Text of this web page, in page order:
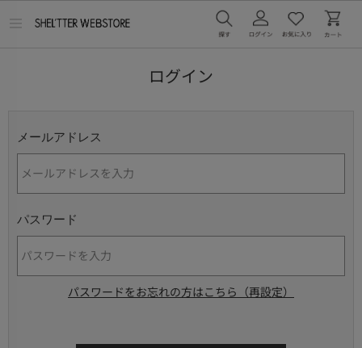
ログイン
メールアドレス
パスワード
パスワードをお忘れの方はこちら（再設定）